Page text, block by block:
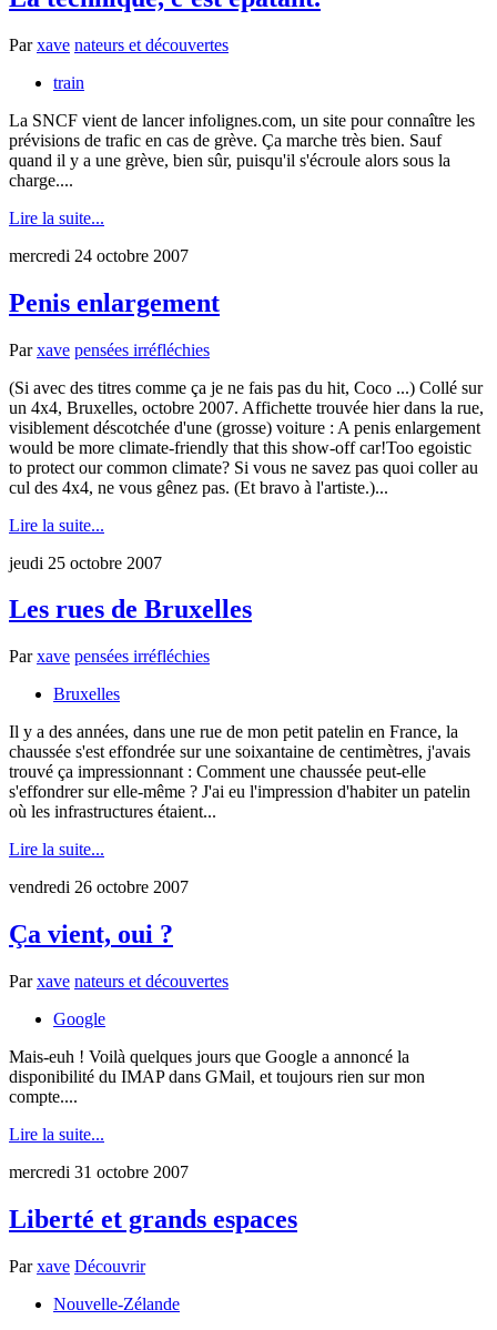
Parxave nateurs et découvertes
train
La SNCF vient de lancer infolignes.com, un site pour connaître les
prévisions de trafic en cas de grève. Ça marche très bien. Sauf
quand il y a une grève, bien sûr, puisqu'il s'écroule alors sous la
charge....
Lire la suite...
mercredi 24 octobre 2007
Penis enlargement
Parxave pensées irréfléchies
(Si avec des titres comme ça je ne fais pas du hit, Coco ...) Collé sur
un 4x4, Bruxelles, octobre 2007. Affichette trouvée hier dans la rue,
visiblement déscotchée d'une (grosse) voiture : A penis enlargement
would be more climate-friendly that this show-off car!Too egoistic
to protect our common climate? Si vous ne savez pas quoi coller au
cul des 4x4, ne vous gênez pas. (Et bravo à l'artiste.)...
Lire la suite...
jeudi 25 octobre 2007
Les rues de Bruxelles
Parxave pensées irréfléchies
Bruxelles
Il y a des années, dans une rue de mon petit patelin en France, la
chaussée s'est effondrée sur une soixantaine de centimètres, j'avais
trouvé ça impressionnant : Comment une chaussée peut-elle
s'effondrer sur elle-même ? J'ai eu l'impression d'habiter un patelin
où les infrastructures étaient...
Lire la suite...
vendredi 26 octobre 2007
Ça vient, oui ?
Parxave nateurs et découvertes
Google
Mais-euh ! Voilà quelques jours que Google a annoncé la
disponibilité du IMAP dans GMail, et toujours rien sur mon
compte....
Lire la suite...
mercredi 31 octobre 2007
Liberté et grands espaces
Parxave Découvrir
Nouvelle-Zélande